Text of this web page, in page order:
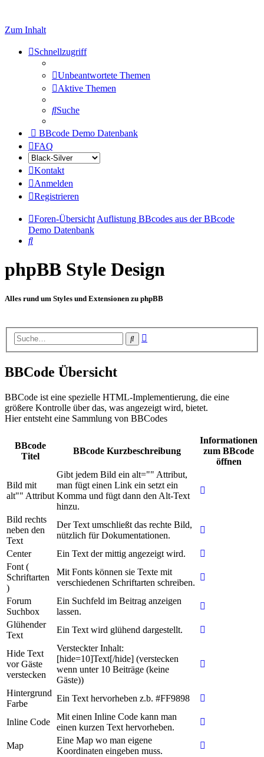
Zum Inhalt
Schnellzugriff
Unbeantwortete Themen
Aktive Themen
Suche
BBcode Demo Datenbank
FAQ
Kontakt
Anmelden
Registrieren
Foren-Übersicht Auflistung BBcodes aus der BBcode
Demo Datenbank
Suche
phpBB Style Design
Alles rund um Styles und Extensionen zu phpBB
Suche
BBCode Übersicht
BBCode ist eine spezielle HTML-Implementierung, die eine
größere Kontrolle über das, was angezeigt wird, bietet.
Hier entsteht eine Sammlung von BBCodes
BBcode
Titel
BBcode Kurzbeschreibung
Informationen
zum BBcode
öffnen
Bild mit
alt"" Attribut
Gibt jedem Bild ein alt="" Attribut,
man fügt einen Link ein setzt ein
Komma und fügt dann den Alt-Text
hinzu.
Bild rechts
neben den
Text
Der Text umschließt das rechte Bild,
nützlich für Dokumentationen.
Center
Ein Text der mittig angezeigt wird.
Font (
Schriftarten
)
Mit Fonts können sie Texte mit
verschiedenen Schriftarten schreiben.
Forum
Suchbox
Ein Suchfeld im Beitrag anzeigen
lassen.
Glühender
Text
Ein Text wird glühend dargestellt.
Hide Text
vor Gäste
verstecken
Versteckter Inhalt:
[hide=10]Text[/hide] (verstecken
wenn unter 10 Beiträge (keine
Gäste))
Hintergrund
Farbe
Ein Text hervorheben z.b. #FF9898
Inline Code
Mit einen Inline Code kann man
einen kurzen Text hervorheben.
Map
Eine Map wo man eigene
Koordinaten eingeben muss.